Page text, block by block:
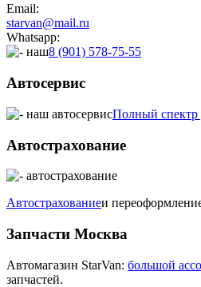
Email:
starvan@mail.ru
Whatsapp:
8 (901) 578-75-55
Автосервис
Полный спектр
Автострахование
Автострахованиеи
Запчасти Москва
Автомагазин StarVan: большой
запчастей.